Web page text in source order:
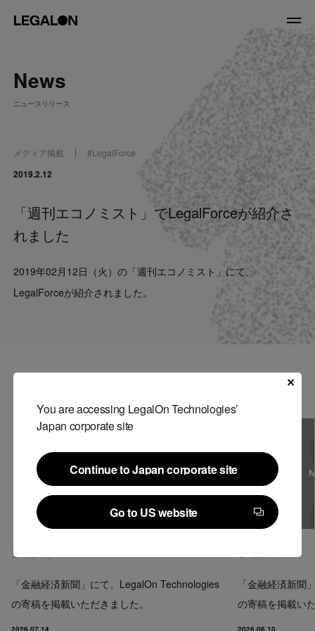
About
役員紹介
Service
News
LegalOn Now
US website
You are accessing LegalOn Technologies’
Japan corporate site
Continue to Japan corporate site
Continue to Japan corporate site
Go to US website
Go to US website
News
ニュースリリース
メディア掲載 #LegalForce
2019.2.12
「週刊エコノミスト」でLegalForceが紹介さ
れました
2019年02月12日（火）の「週刊エコノミスト」にて、
LegalForceが紹介されました。
コーポレート
「金融経済新聞」にて、LegalOn Technologies
の寄稿を掲載いただきました。
2026.07.14
「金融経済新聞
の寄稿を掲載い
2026.06.10